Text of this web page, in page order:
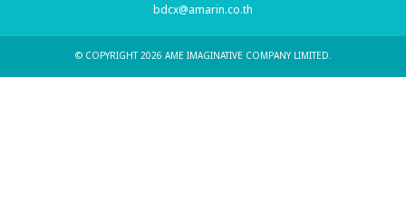
bdcx@amarin.co.th
© COPYRIGHT 2026 AME IMAGINATIVE COMPANY LIMITED.